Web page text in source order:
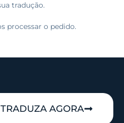
tradução.
processar o pedido.
AGORA